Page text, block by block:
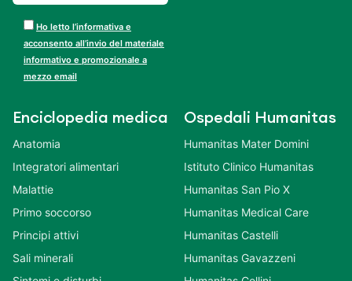
Ho letto l’informativa e
acconsento all’invio del materiale
informativo e promozionale a
mezzo email
Enciclopedia medica
Anatomia
Integratori alimentari
Malattie
Primo soccorso
Principi attivi
Sali minerali
Ospedali Humanitas
Humanitas Mater Domini
Istituto Clinico Humanitas
Humanitas San Pio X
Humanitas Medical Care
Humanitas Castelli
Humanitas Gavazzeni